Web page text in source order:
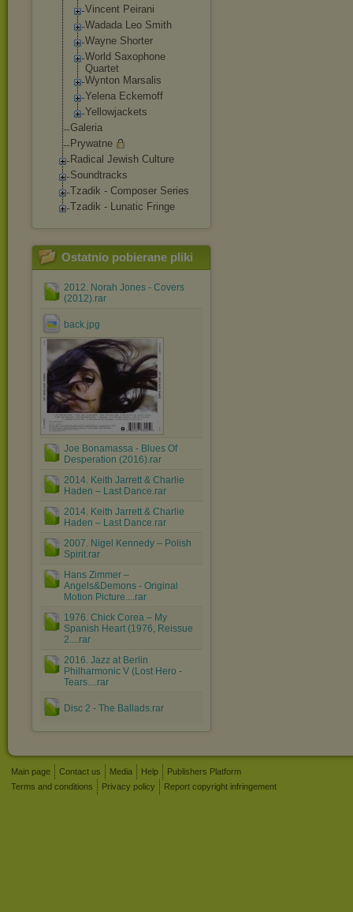
Vincent Peirani
Wadada Leo Smith
Wayne Shorter
World Saxophone
Quartet
Wynton Marsalis
Yelena Eckemoff
Yellowjackets
Galeria
Prywatne
Radical Jewish Culture
Soundtracks
Tzadik - Composer Series
Tzadik - Lunatic Fringe
Ostatnio pobierane pliki
2012. Norah Jones - Covers
(2012).rar
back.jpg
Joe Bonamassa - Blues Of
Desperation (2016).rar
2014. Keith Jarrett & Charlie
Haden – Last Dance.rar
2014. Keith Jarrett & Charlie
Haden – Last Dance.rar
2007. Nigel Kennedy ‎– Polish
Spirit.rar
Hans Zimmer ‎–
Angels&Demons - Original
Motion Picture....rar
1976. Chick Corea ‎– My
Spanish Heart (1976, Reissue
2....rar
2016. Jazz at Berlin
Philharmonic V (Lost Hero -
Tears....rar
Disc 2 - The Ballads.rar
Main page Contact us Media Help
Publishers Platform
Terms and conditions
Privacy policy Report copyright infringement